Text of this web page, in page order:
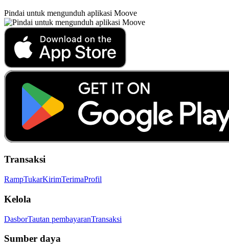
Pindai untuk mengunduh aplikasi Moove
Transaksi
RampTukarKirimTerimaProfil
Kelola
DasborTautan pembayaranTransaksi
Sumber daya